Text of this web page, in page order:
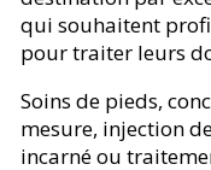
qui souhaitent
pour traiter leurs
Soins de pieds,
mesure, injection
incarné ou